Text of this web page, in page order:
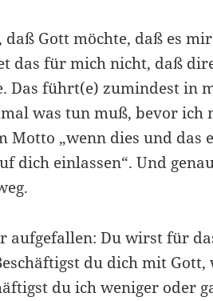
daß Gott möchte, daß es
das für mich nicht, daß
Das führt(e) zumindest in
was tun muß, bevor ich
Motto „wenn dies und
dich einlassen“. Und
aufgefallen: Du wirst für
du dich mit
du ich weniger oder